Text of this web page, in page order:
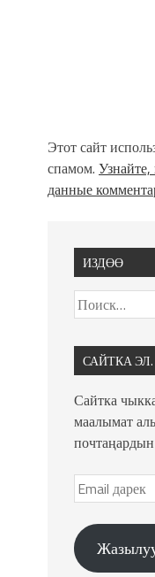
Этот сайт
спамом.
данные
ИЗДӨӨ
САЙТКА
Сайтка
маалымат